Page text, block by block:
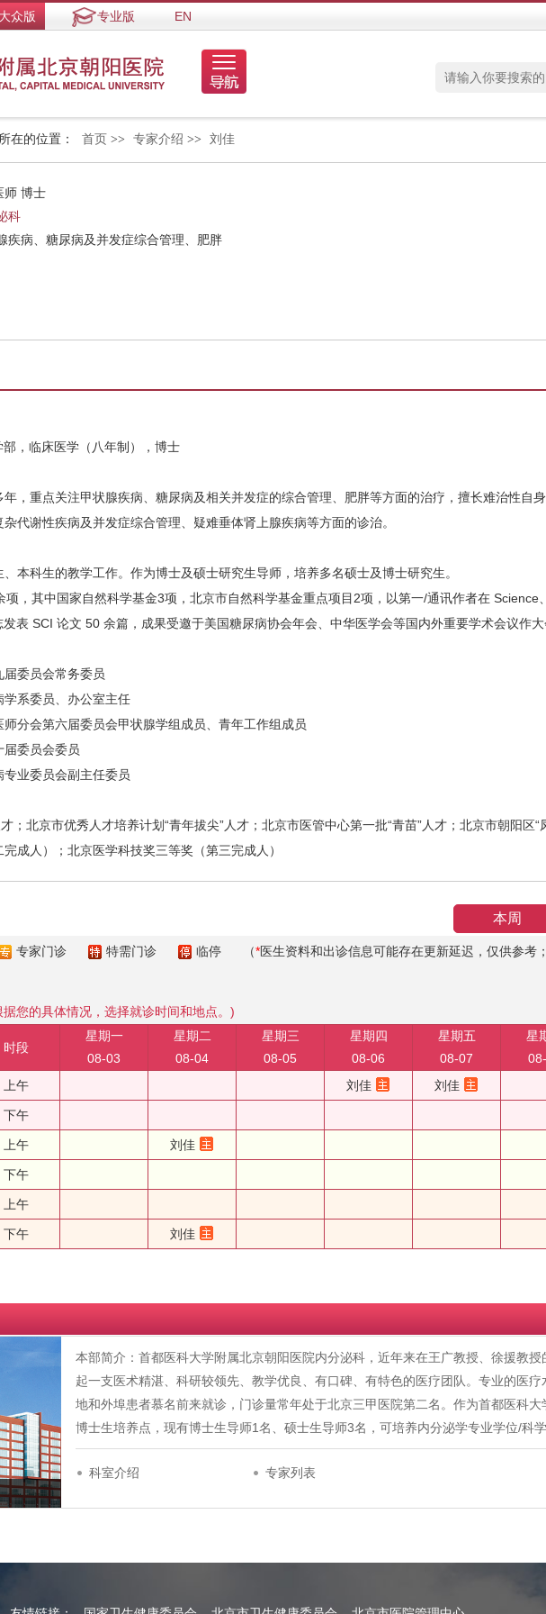
众版 专业版 EN
在的位置： 首页 >> 专家介绍 >> 刘佳
师 博士
科
疾病、糖尿病及并发症综合管理、肥胖
临床医学（八年制），博士
重点关注甲状腺疾病、糖尿病及相关并发症的综合管理、肥胖等方面的治疗，擅长难治性自身
代谢性疾病及并发症综合管理、疑难垂体肾上腺疾病等方面的诊治。
科生的教学工作。作为博士及硕士研究生导师，培养多名硕士及博士研究生。
其中国家自然科学基金3项，北京市自然科学基金重点项目2项，以第一/通讯作者在 Science
表 SCI 论文 50 余篇，成果受邀于美国糖尿病协会年会、中华医学会等国内外重要学术会议作大
委员会常务委员
系委员、办公室主任
会第六届委员会甲状腺学组成员、青年工作组成员
委员会委员
业委员会副主任委员
北京市优秀人才培养计划“青年拔尖”人才；北京市医管中心第一批“青苗”人才；北京市朝阳区“
成人）；北京医学科技奖三等奖（第三完成人）
本周
专家门诊 特需门诊 临停 （*医生资料和出诊信息可能存在更新延迟，仅供参考
您的具体情况，选择就诊时间和地点。)
时段
星期一
08-03
星期二
08-04
星期三
08-05
星期四
08-06
星期五
08-07
星
上午 刘佳 刘佳
下午
上午 刘佳
下午
上午
下午 刘佳
本部简介：首都医科大学附属北京朝阳医院内分泌科，近年来在王广教授、徐援教授
起一支医术精湛、科研较领先、教学优良、有口碑、有特色的医疗团队。专业的医疗
地和外埠患者慕名前来就诊，门诊量常年处于北京三甲医院第二名。作为首都医科大
博士生培养点，现有博士生导师1名、硕士生导师3名，可培养内分泌学专业学位/科
科室介绍 专家列表